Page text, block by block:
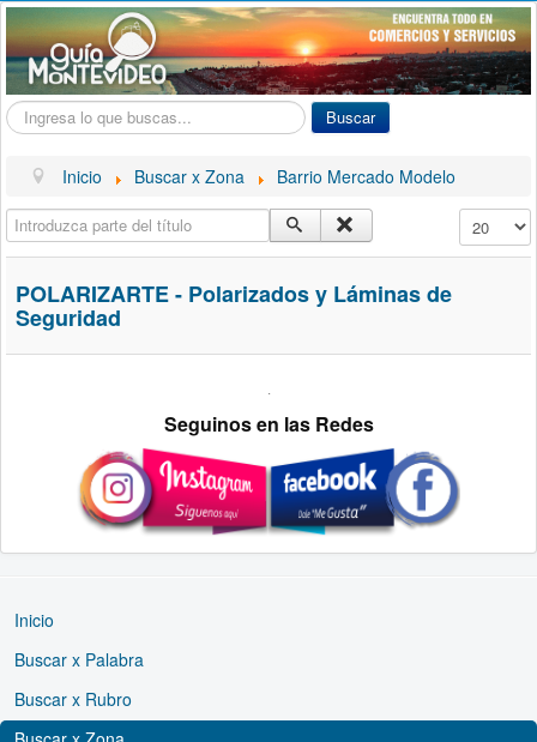
Buscar... Buscar
Inicio Buscar x Zona Barrio Mercado Modelo
Introduzca parte del título Cantidad
POLARIZARTE - Polarizados y Láminas de
Seguridad
.
Seguinos en las Redes
Inicio
Buscar x Palabra
Buscar x Rubro